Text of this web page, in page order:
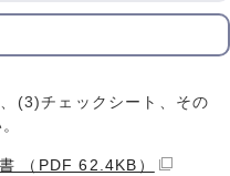
(3)チェックシート、その
（PDF 62.4KB）